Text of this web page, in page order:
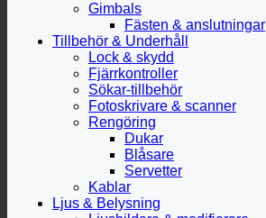
Gimbals
Fästen & anslutningar
Tillbehör & Underhåll
Lock & skydd
Fjärrkontroller
Sökar-tillbehör
Fotoskrivare & scanner
Rengöring
Dukar
Blåsare
Servetter
Kablar
Ljus & Belysning